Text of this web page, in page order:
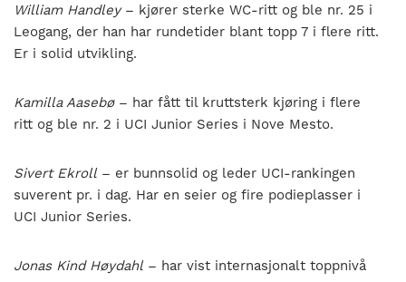
William Handley– kjører sterke WC-ritt og ble nr. 25 i
Leogang, der han har rundetider blant topp 7 i flere ritt.
Er i solid utvikling.
Kamilla Aasebø– har fått til kruttsterk kjøring i flere
ritt og ble nr. 2 i UCI Junior Series i Nove Mesto.
Sivert Ekroll– er bunnsolid og leder UCI-rankingen
suverent pr. i dag. Har en seier og fire podieplasser i
UCI Junior Series.
Jonas Kind Høydahl– har vist internasjonalt toppnivå